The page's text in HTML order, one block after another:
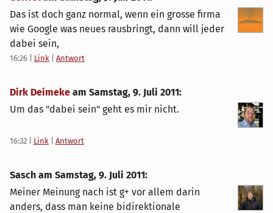
Das ist doch ganz normal, wenn ein grosse firma
wie Google was neues rausbringt, dann will jeder
dabei sein,
16:26 Link Antwort
Dirk Deimeke am Samstag, 9. Juli 2011:
Um das "dabei sein" geht es mir nicht.
16:32 Link Antwort
Sasch am Samstag, 9. Juli 2011:
Meiner Meinung nach ist g+ vor allem darin
anders, dass man keine bidirektionale